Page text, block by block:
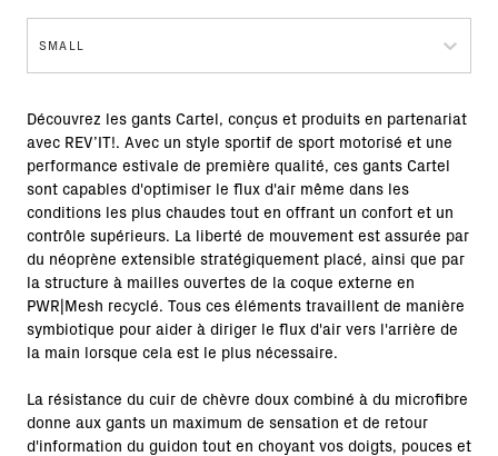
SMALL
Découvrez les gants Cartel, conçus et produits en partenariat
avec REV’IT!. Avec un style sportif de sport motorisé et une
performance estivale de première qualité, ces gants Cartel
sont capables d'optimiser le flux d'air même dans les
conditions les plus chaudes tout en offrant un confort et un
contrôle supérieurs. La liberté de mouvement est assurée par
du néoprène extensible stratégiquement placé, ainsi que par
la structure à mailles ouvertes de la coque externe en
PWR|Mesh recyclé. Tous ces éléments travaillent de manière
symbiotique pour aider à diriger le flux d'air vers l'arrière de
la main lorsque cela est le plus nécessaire.
La résistance du cuir de chèvre doux combiné à du microfibre
donne aux gants un maximum de sensation et de retour
d'information du guidon tout en choyant vos doigts, pouces et